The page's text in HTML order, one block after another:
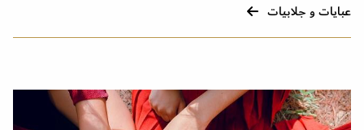
عبايات و جلابيات